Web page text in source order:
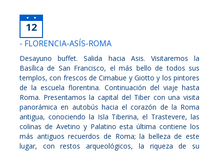
12
- FLORENCIA-ASÍS-ROMA
Desayuno buffet. Salida hacia Asis. Visitaremos la
Basílica de San Francisco, el más bello de todos sus
templos, con frescos de Cimabue y Giotto y los pintores
de la escuela florentina. Continuación del viaje hasta
Roma. Presentamos la capital del Tiber con una visita
panorámica en autobús hacia el corazón de la Roma
antigua, conociendo la Isla Tiberina, el Trastevere, las
colinas de Avetino y Palatino esta última contiene los
más antiguos recuerdos de Roma; la belleza de este
lugar, con restos arqueológicos, la riqueza de su